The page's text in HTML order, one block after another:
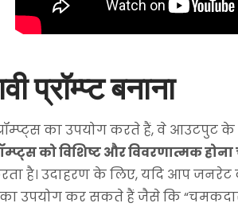
प्रॉम्प्ट बनाना
का उपयोग करते हैं, वे आउटपुट
को विशिष्ट और विवरणात्मक होना
है। उदाहरण के लिए, यदि आप
का उपयोग कर सकते हैं जैसे कि “चमकदार